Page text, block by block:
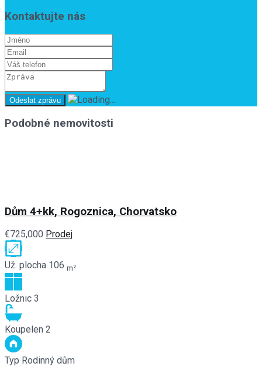
Kontaktujte nás
Podobné nemovitosti
Dům 4+kk, Rogoznica, Chorvatsko
€725,000 Prodej
Už. plocha 106 m²
Ložnic 3
Koupelen 2
Typ Rodinný dům